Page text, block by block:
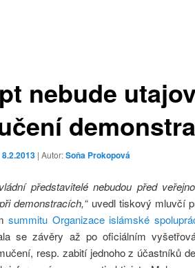
nebude
8.2.2013 | Autor:Soňa Prokopová
představitelé nebudou před
demonstracích,“ uvedl tiskový mluvčí
summitu Organizace islámské
se závěry až po oficiálním
resp. zabití jednoho z účastníků